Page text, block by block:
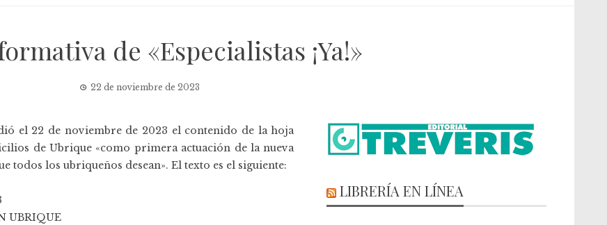
de «Especialistas ¡Ya!»
22 de noviembre de 2023
el 22 de noviembre de 2023 el contenido de la hoja
de Ubrique «como primera actuación de la nueva
todos los ubriqueños desean». El texto es el siguiente:
UBRIQUE
LIBRERÍA EN LÍNEA